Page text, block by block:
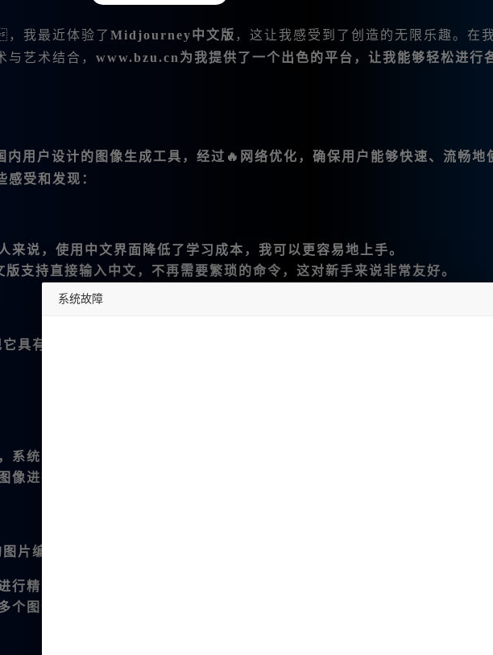
，我最近体验了 Midjourney中文版 ，这让我感受到了创造的无限乐趣。在
艺术结合， www.bzu.cn为我提供了一个出色的平台，让我能够轻松进行
用户设计的图像生成工具，经过🔥网络优化，确保用户能够快速、流畅地
感受和发现：
来说，使用中文界面降低了学习成本，我可以更容易地上手。
支持直接输入中文，不再需要繁琐的命令，这对新手来说非常友好。
具有强大的绘图功能，包括：
系统自动生成图像，极大地方便了我的创作。
像进行修改和重绘，这为我的提升艺术表现力提供了可能。
片编辑功能，例如：
行精准调整，优化我的作品。
个图像结合在一起，创造出更独特的作品。
系统故障